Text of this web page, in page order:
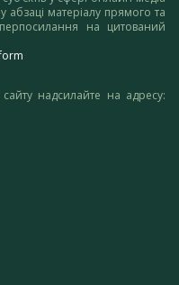
матеріалу прямого та
на цитований
надсилайте на адресу: